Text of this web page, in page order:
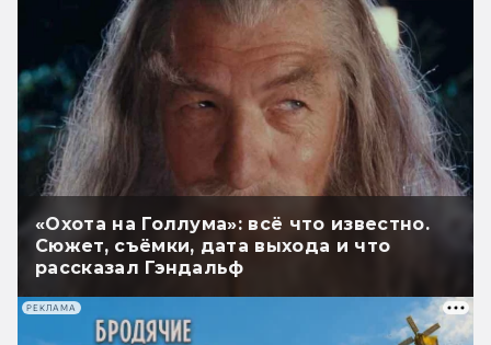
«Охота на Голлума»: всё что известно.
Сюжет, съёмки, дата выхода и что
рассказал Гэндальф
РЕКЛАМА